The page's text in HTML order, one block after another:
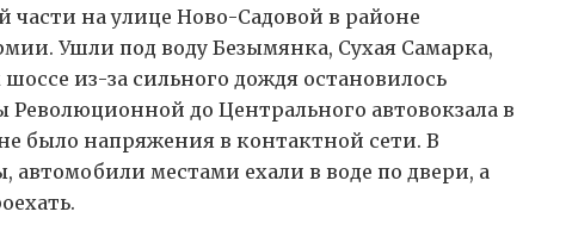
части на улице Ново-Садовой в районе
Ушли под воду Безымянка, Сухая Самарка,
из-за сильного дождя остановилось
до Центрального автовокзала в
было напряжения в контактной сети. В
автомобили местами ехали в воде по двери, а